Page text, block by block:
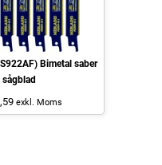
Bimetal saber
sågblad
exkl. Moms